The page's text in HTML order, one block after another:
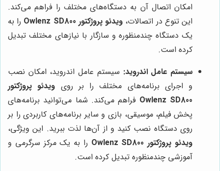
امکان اتصال آن به دستگاه‌های مختلف را فراهم می‌کند.
این تنوع در اتصالات، ویدئو پروژکتور Owlenz SD800
را به
یک دستگاه چندمنظوره و سازگار با نیازهای مختلف تبدیل
کرده است.
سیستم عامل اندروید: سیستم عامل اندروید، امکان نصب
و اجرای برنامه‌های مختلف را بر روی ویدئو پروژکتور
Owlenz SD800 فراهم می‌کند. شما می‌توانید برنامه‌های
پخش فیلم، موسیقی، بازی و سایر برنامه‌های کاربردی را بر
روی دستگاه نصب کنید و از آن‌ها لذت ببرید. این ویژگی،
ویدئو پروژکتور Owlenz SD800
را به یک مرکز سرگرمی و
آموزشی چندمنظوره تبدیل کرده است.